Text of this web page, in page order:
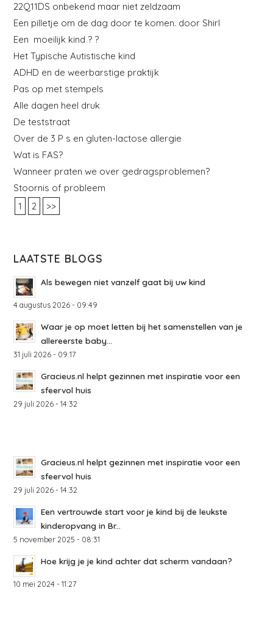
22Q11DS onbekend maar niet zeldzaam
Een pilletje om de dag door te komen. door Shirl
Een moeilijk kind ? ?
Het Typische Autistische kind
ADHD en de weerbarstige praktijk
Pas op met stempels
Alle dagen heel druk
De teststraat
Over de 3 P s en gluten-lactose allergie
Wat is FAS?
Wanneer praten we over gedragsproblemen?
Stoornis of probleem
1
2 >>
LAATSTE BLOGS
Als bewegen niet vanzelf gaat bij uw kind
4 augustus 2026 - 09:49
Waar je op moet letten bij het samenstellen van je
allereerste baby...
31 juli 2026 - 09:17
Gracieus.nl helpt gezinnen met inspiratie voor een
sfeervol huis
29 juli 2026 - 14:32
Gracieus.nl helpt gezinnen met inspiratie voor een
sfeervol huis
29 juli 2026 - 14:32
Een vertrouwde start voor je kind bij de leukste
kinderopvang in Br...
5 november 2025 - 08:31
Hoe krijg je je kind achter dat scherm vandaan?
10 mei 2024 - 11:27